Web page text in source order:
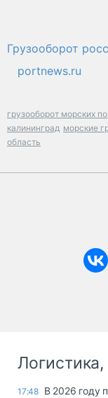
Грузооборот
portnews.ru
грузооборот морских
калининград морские
область
Логистика,
17:48 В 2026 году